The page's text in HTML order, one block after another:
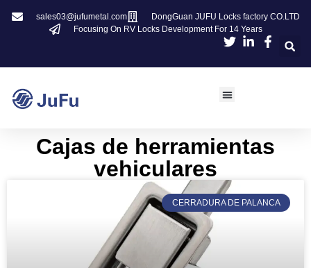
sales03@jufumetal.com
DongGuan JUFU Locks factory CO.LTD
Focusing On RV Locks Development For 14 Years
Cajas de herramientas
vehiculares
CERRADURA DE PALANCA